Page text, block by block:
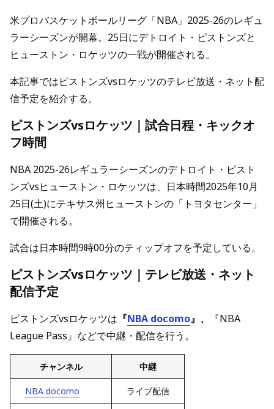
米プロバスケットボールリーグ「NBA」2025-26のレギュ
ラーシーズンが開幕。25日にデトロイト・ピストンズと
ヒューストン・ロケッツの一戦が開催される。
本記事ではピストンズvsロケッツのテレビ放送・ネット配
信予定を紹介する。
ピストンズvsロケッツ｜試合日程・キックオ
フ時間
NBA 2025-26レギュラーシーズンのデトロイト・ピスト
ンズvsヒューストン・ロケッツは、日本時間2025年10月
25日(土)にテキサス州ヒューストンの「トヨタセンター」
で開催される。
試合は日本時間9時00分のティップオフを予定している。
ピストンズvsロケッツ｜テレビ放送・ネット
配信予定
ピストンズvsロケッツは 『NBA docomo』、
『NBA
League Pass』などで中継・配信を行う。
チャンネル 中継
NBA docomo ライブ配信